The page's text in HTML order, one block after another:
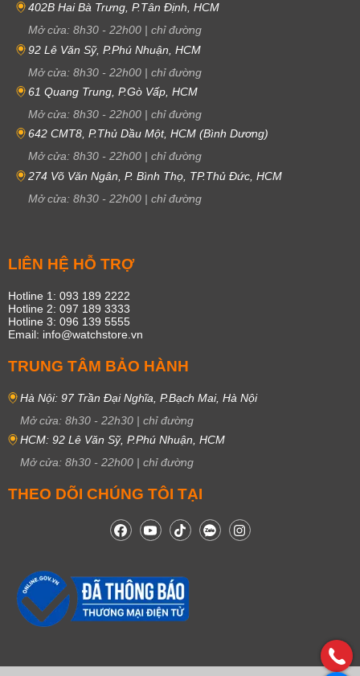
402B Hai Bà Trưng, P.Tân Định, HCM
Mở cửa: 8h30 - 22h00 | chỉ đường
92 Lê Văn Sỹ, P.Phú Nhuận, HCM
Mở cửa: 8h30 - 22h00 | chỉ đường
61 Quang Trung, P.Gò Vấp, HCM
Mở cửa: 8h30 - 22h00 | chỉ đường
642 CMT8, P.Thủ Dầu Một, HCM (Bình Dương)
Mở cửa: 8h30 - 22h00 | chỉ đường
274 Võ Văn Ngân, P. Bình Thọ, TP.Thủ Đức, HCM
Mở cửa: 8h30 - 22h00 | chỉ đường
LIÊN HỆ HỖ TRỢ
Hotline 1: 093 189 2222
Hotline 2: 097 189 3333
Hotline 3: 096 139 5555
Email: info@watchstore.vn
TRUNG TÂM BẢO HÀNH
Hà Nội: 97 Trần Đại Nghĩa, P.Bạch Mai, Hà Nội
Mở cửa: 8h30 - 22h30 | chỉ đường
HCM: 92 Lê Văn Sỹ, P.Phú Nhuận, HCM
Mở cửa: 8h30 - 22h00 | chỉ đường
THEO DÕI CHÚNG TÔI TẠI